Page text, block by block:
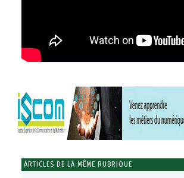
ARTICLES DE LA MÊME RUBRIQUE